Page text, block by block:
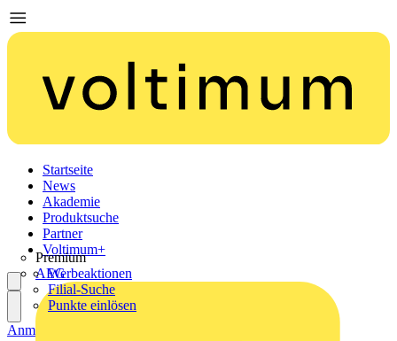
Startseite
News
Akademie
Produktsuche
Partner
Premium
AEG
Voltimum+
Werbeaktionen
Filial-Suche
Punkte einlösen
Anmelden